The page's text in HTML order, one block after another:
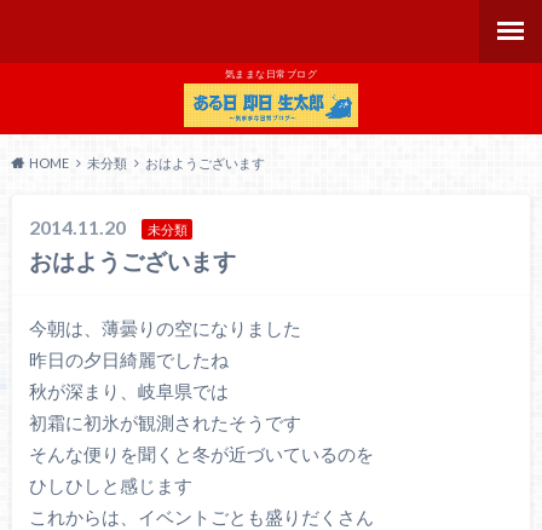
気ままな日常ブログ
HOME 未分類 おはようございます
2014.11.20 未分類
おはようございます
今朝は、薄曇りの空になりました
昨日の夕日綺麗でしたね
秋が深まり、岐阜県では
初霜に初氷が観測されたそうです
そんな便りを聞くと冬が近づいているのを
ひしひしと感じます
これからは、イベントごとも盛りだくさん